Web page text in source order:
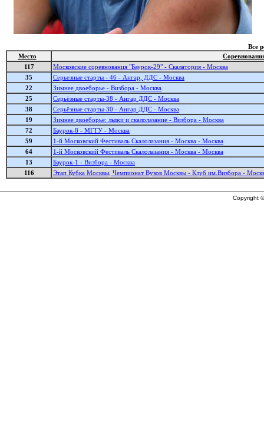
Все
Место
117
Московские соревнования "Баурок-29" - Скалатория - Москва
35
Серьезные старты - 46 - Ангар, ДДС - Москва
22
Зимнее двоеборье - Визбора - Москва
25
Серьёзные старты-38 - Ангар ДДС - Москва
38
Серьёзные старты-30 - Ангар ДДС - Москва
19
Зимнее двоеборье: лыжи и скалолазание - Визбора - Москва
72
Баурок-8 - МГТУ - Москва
59
1-й Московский Фестиваль Скалолазания - Москва - Москва
64
1-й Московский Фестиваль Скалолазания - Москва - Москва
13
Баурок-1 - Визбора - Москва
116
Этап Кубка Москвы, Чемпионат Вузов Москвы - Клуб им.Визбора -
Copyright